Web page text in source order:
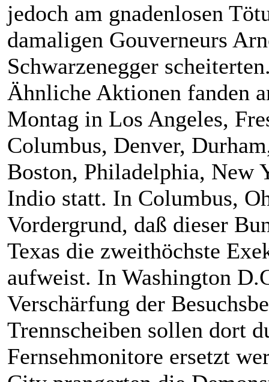
jedoch am gnadenlosen
damaligen Gouverneurs
Schwarzenegger
Ähnliche Aktionen fanden
Montag in Los Angeles,
Columbus, Denver,
Boston, Philadelphia, New
Indio statt. In Columbus,
Vordergrund, daß dieser
Texas die zweithöchste
aufweist. In Washington
Verschärfung der
Trennscheiben sollen dort
Fernsehmonitore ersetzt